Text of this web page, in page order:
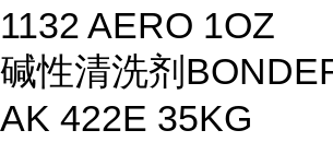
1132 AERO 1OZ
碱性清洗剂
AK 422E 35KG